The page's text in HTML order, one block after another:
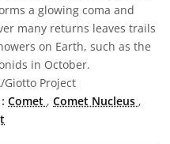
a glowing coma and
many returns leaves trails
on Earth, such as the
in October.
Giotto Project
Comet , Comet Nucleus ,